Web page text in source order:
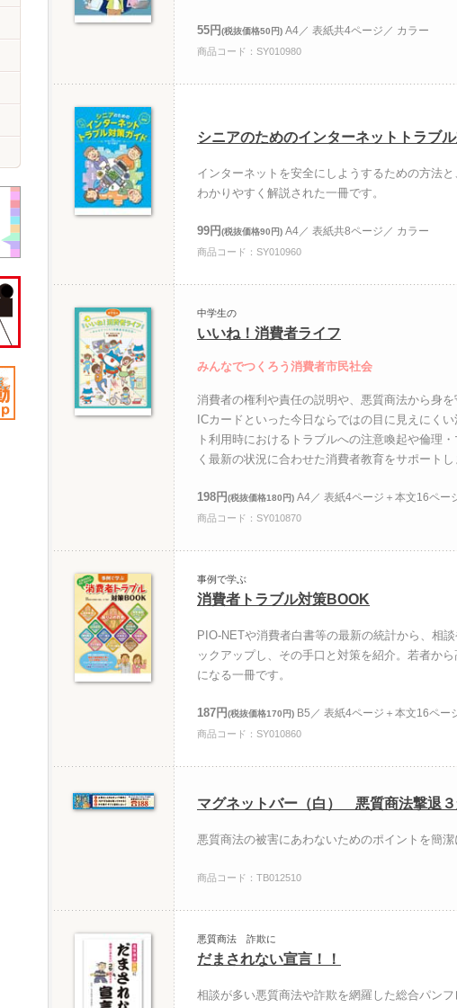
55円(税抜価格50円) A4／ 表紙共4ページ／ カラー
商品コード：SY010980
シニアのためのインターネットトラブ
インターネットを安全にしようするための方法
わかりやすく解説された一冊です。
99円(税抜価格90円) A4／ 表紙共8ページ／ カラー
商品コード：SY010960
中学生の
いいね！消費者ライフ
みんなでつくろう消費者市民社会
消費者の権利や責任の説明や、悪質商法から身
ICカードといった今日ならではの目に見えにく
ト利用時におけるトラブルへの注意喚起や倫理
く最新の状況に合わせた消費者教育をサポートし
198円(税抜価格180円) A4／ 表紙4ページ＋本文16ペー
商品コード：SY010870
事例で学ぶ
消費者トラブル対策BOOK
PIO-NETや消費者白書等の最新の統計から、相
ックアップし、その手口と対策を紹介。若者か
になる一冊です。
187円(税抜価格170円) B5／ 表紙4ページ＋本文16ペー
商品コード：SY010860
マグネットバー（白） 悪質商法撃退
悪質商法の被害にあわないためのポイントを簡潔
商品コード：TB012510
悪質商法 詐欺に
だまされない宣言！！
相談が多い悪質商法や詐欺を網羅した総合パンフ